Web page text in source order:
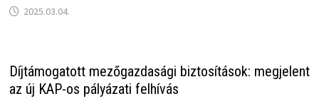
2025.03.04.
Díjtámogatott mezőgazdasági biztosítások: megjelent
az új KAP-os pályázati felhívás